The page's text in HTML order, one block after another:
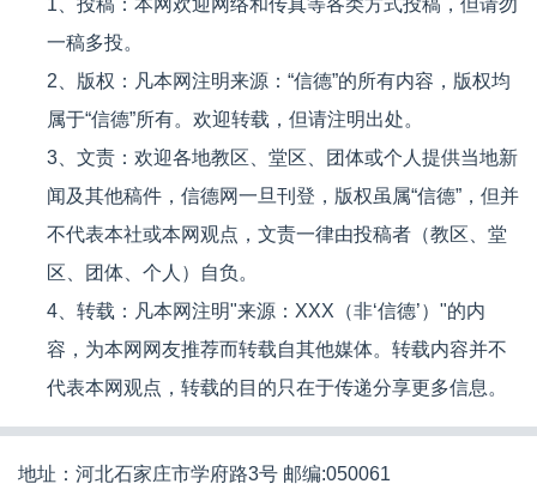
1、投稿：本网欢迎网络和传真等各类方式投稿，但请勿
一稿多投。
2、版权：凡本网注明来源：“信德”的所有内容，版权均
属于“信德”所有。欢迎转载，但请注明出处。
3、文责：欢迎各地教区、堂区、团体或个人提供当地新
闻及其他稿件，信德网一旦刊登，版权虽属“信德”，但并
不代表本社或本网观点，文责一律由投稿者（教区、堂
区、团体、个人）自负。
4、转载：凡本网注明"来源：XXX（非‘信德’）"的内
容，为本网网友推荐而转载自其他媒体。转载内容并不
代表本网观点，转载的目的只在于传递分享更多信息。
地址：河北石家庄市学府路3号 邮编:050061